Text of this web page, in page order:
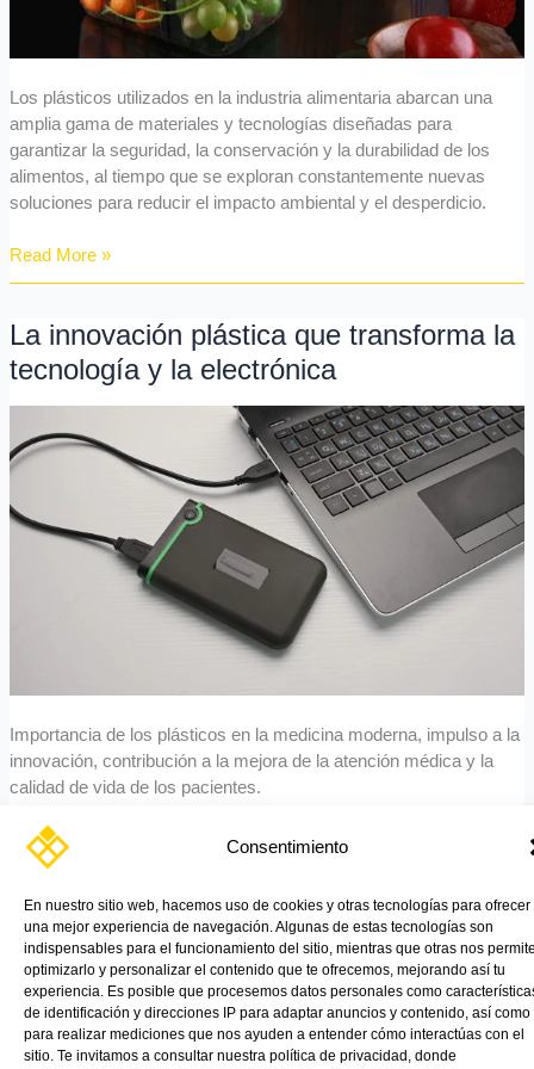
Consentimiento
En nuestro sitio web, hacemos uso de cookies y otras tecnologías para ofrecer
una mejor experiencia de navegación. Algunas de estas tecnologías son
indispensables para el funcionamiento del sitio, mientras que otras nos
optimizarlo y personalizar el contenido que te ofrecemos, mejorando así tu
experiencia. Es posible que procesemos datos personales como
de identificación y direcciones IP para adaptar anuncios y contenido, así como
para realizar mediciones que nos ayuden a entender cómo interactúas con el
sitio. Te invitamos a consultar nuestra política de privacidad, donde
Los plásticos utilizados en la industria alimentaria abarcan una
amplia gama de materiales y tecnologías diseñadas para
garantizar la seguridad, la conservación y la durabilidad de los
alimentos, al tiempo que se exploran constantemente nuevas
soluciones para reducir el impacto ambiental y el desperdicio.
Read More »
La innovación plástica que transforma la
tecnología y la electrónica
Importancia de los plásticos en la medicina moderna, impulso a la
innovación, contribución a la mejora de la atención médica y la
calidad de vida de los pacientes.
La
innovación
plástica
que
transforma
la
y
Read More »
TIENDA ONLINE
VINK
PRODUCTOS
APLICACIONES
CATÁLOGOS
NOTICIAS
CONTÁCTANOS